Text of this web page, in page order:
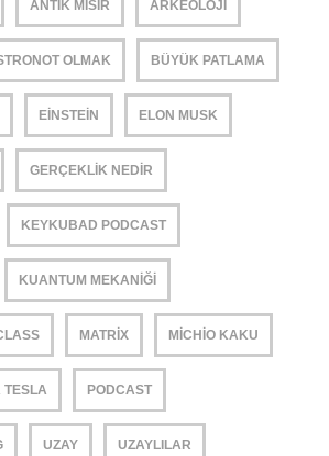
ANTIK MISIR ARKEOLOJI
OLMAK BÜYÜK PATLAMA
EINSTEIN ELON MUSK
GERÇEKLIK NEDIR
KEYKUBAD PODCAST
KUANTUM MEKANIĞI
MATRIX MICHIO KAKU
TESLA PODCAST
UZAY UZAYLILAR